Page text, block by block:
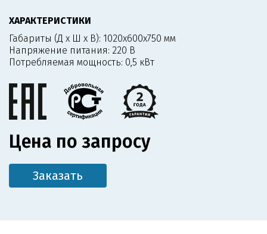
ХАРАКТЕРИСТИКИ
Габариты (Д х Ш х В): 1020х600х750 мм
Напряжение питания: 220 В
Потребляемая мощность: 0,5 кВт
Цена по запросу
Заказать